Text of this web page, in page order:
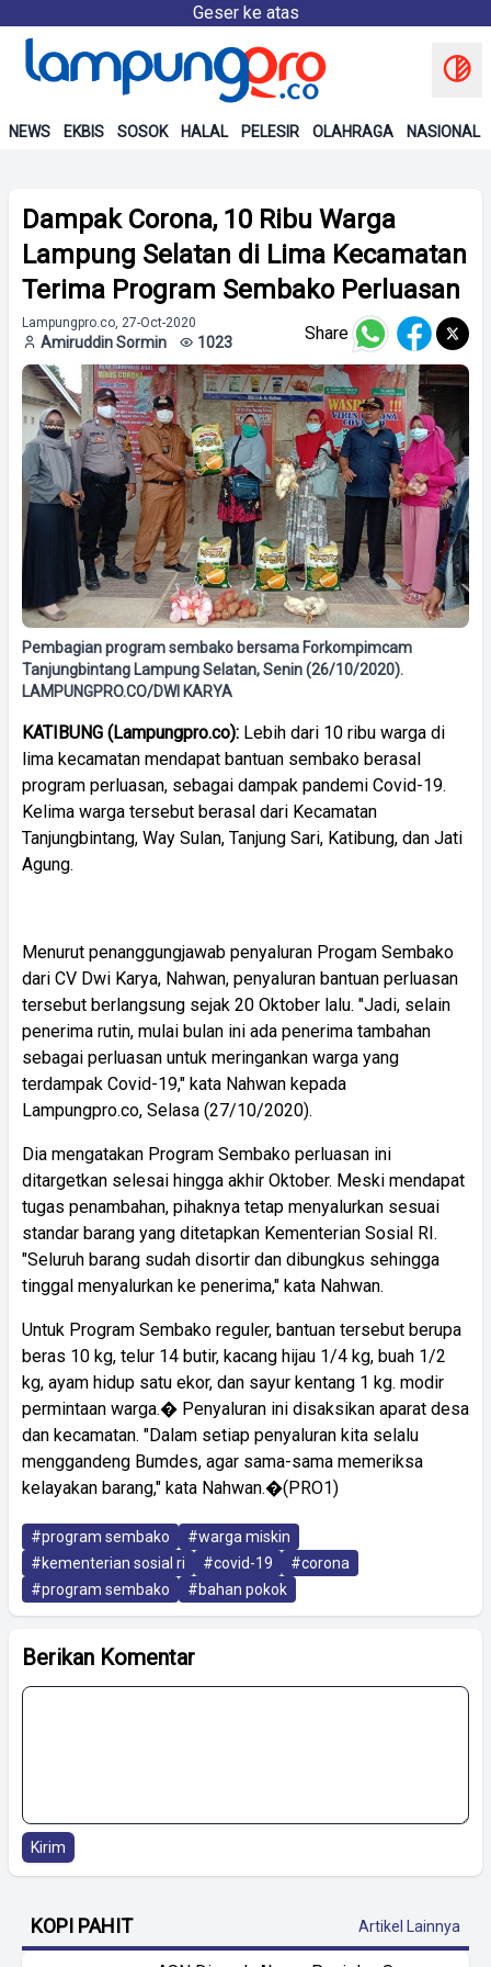
Geser ke atas
NEWS EKBIS SOSOK HALAL PELESIR OLAHRAGA NASIONAL
Dampak Corona, 10 Ribu Warga
Lampung Selatan di Lima Kecamatan
Terima Program Sembako Perluasan
Lampungpro.co, 27-Oct-2020
Amiruddin Sormin 1023 Share
Pembagian program sembako bersama Forkompimcam
Tanjungbintang Lampung Selatan, Senin (26/10/2020).
LAMPUNGPRO.CO/DWI KARYA
KATIBUNG (Lampungpro.co): Lebih dari 10 ribu warga di
lima kecamatan mendapat bantuan sembako berasal
program perluasan, sebagai dampak pandemi Covid-19.
Kelima warga tersebut berasal dari Kecamatan
Tanjungbintang, Way Sulan, Tanjung Sari, Katibung, dan Jati
Agung.
Menurut penanggungjawab penyaluran Progam Sembako
dari CV Dwi Karya, Nahwan, penyaluran bantuan perluasan
tersebut berlangsung sejak 20 Oktober lalu. "Jadi, selain
penerima rutin, mulai bulan ini ada penerima tambahan
sebagai perluasan untuk meringankan warga yang
terdampak Covid-19," kata Nahwan kepada
Lampungpro.co, Selasa (27/10/2020).
Dia mengatakan Program Sembako perluasan ini
ditargetkan selesai hingga akhir Oktober. Meski mendapat
tugas penambahan, pihaknya tetap menyalurkan sesuai
standar barang yang ditetapkan Kementerian Sosial RI.
"Seluruh barang sudah disortir dan dibungkus sehingga
tinggal menyalurkan ke penerima," kata Nahwan.
Untuk Program Sembako reguler, bantuan tersebut berupa
beras 10 kg, telur 14 butir, kacang hijau 1/4 kg, buah 1/2
kg, ayam hidup satu ekor, dan sayur kentang 1 kg. modir
permintaan warga.� Penyaluran ini disaksikan aparat desa
dan kecamatan. "Dalam setiap penyaluran kita selalu
menggandeng Bumdes, agar sama-sama memeriksa
kelayakan barang," kata Nahwan.�(PRO1)
#program sembako
#warga miskin
#kementerian sosial ri
#covid-19
#corona
#program sembako
#bahan pokok
Berikan Komentar
Kirim
KOPI PAHIT Artikel Lainnya